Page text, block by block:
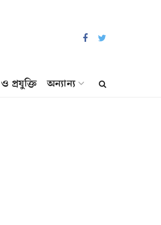
প্রযুক্তি অন্যান্য